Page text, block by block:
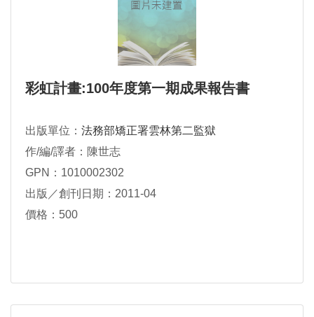
彩虹計畫:100年度第一期成果報告書
出版單位： 法務部矯正署雲林第二監獄
作/編/譯者：陳世志
GPN：1010002302
出版／創刊日期：2011-04
價格：500